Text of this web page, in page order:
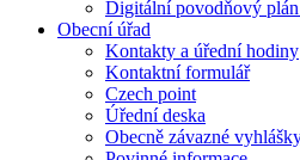
Digitální povodňový
Obecní úřad
Kontakty a úřední hodiny
Kontaktní formulář
Czech point
Úřední deska
Obecně závazné